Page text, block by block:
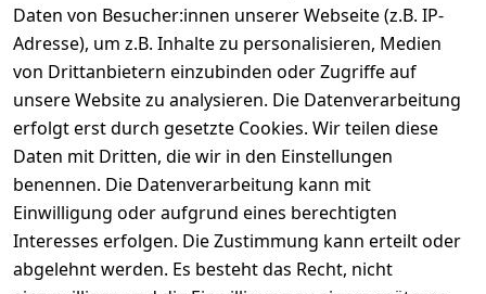
Produktdetails
Kundenrezensionen
Durchschnittliche Bewertung
0
Basierend auf 0 Bewertung(en)
Bewertung abgeben
Daten von Besucher:innen unserer Webseite (z.B. IP-
Adresse), um z.B. Inhalte zu personalisieren, Medien
von Drittanbietern einzubinden oder Zugriffe auf
unsere Website zu analysieren. Die Datenverarbeitung
erfolgt erst durch gesetzte Cookies. Wir teilen diese
Daten mit Dritten, die wir in den Einstellungen
benennen. Die Datenverarbeitung kann mit
Einwilligung oder aufgrund eines berechtigten
Interesses erfolgen. Die Zustimmung kann erteilt oder
abgelehnt werden. Es besteht das Recht, nicht